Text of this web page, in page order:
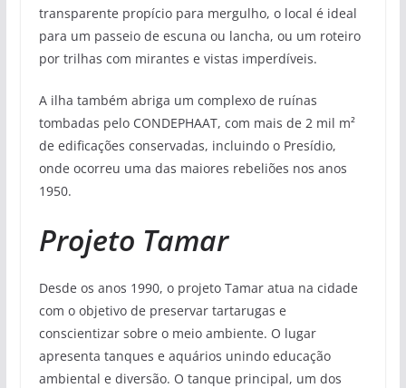
transparente propício para mergulho, o local é ideal
para um passeio de escuna ou lancha, ou um roteiro
por trilhas com mirantes e vistas imperdíveis.
A ilha também abriga um complexo de ruínas
tombadas pelo CONDEPHAAT, com mais de 2 mil m²
de edificações conservadas, incluindo o Presídio,
onde ocorreu uma das maiores rebeliões nos anos
1950.
Projeto Tamar
Desde os anos 1990, o projeto Tamar atua na cidade
com o objetivo de preservar tartarugas e
conscientizar sobre o meio ambiente. O lugar
apresenta tanques e aquários unindo educação
ambiental e diversão. O tanque principal, um dos